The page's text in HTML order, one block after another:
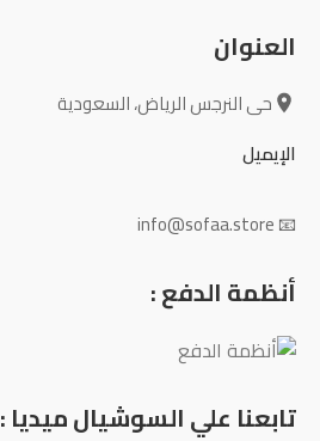
العنوان
حى النرجس الرياض، السعودية
الإيميل
📧 info@sofaa.store
أنظمة الدفع :
تابعنا علي السوشيال ميديا :